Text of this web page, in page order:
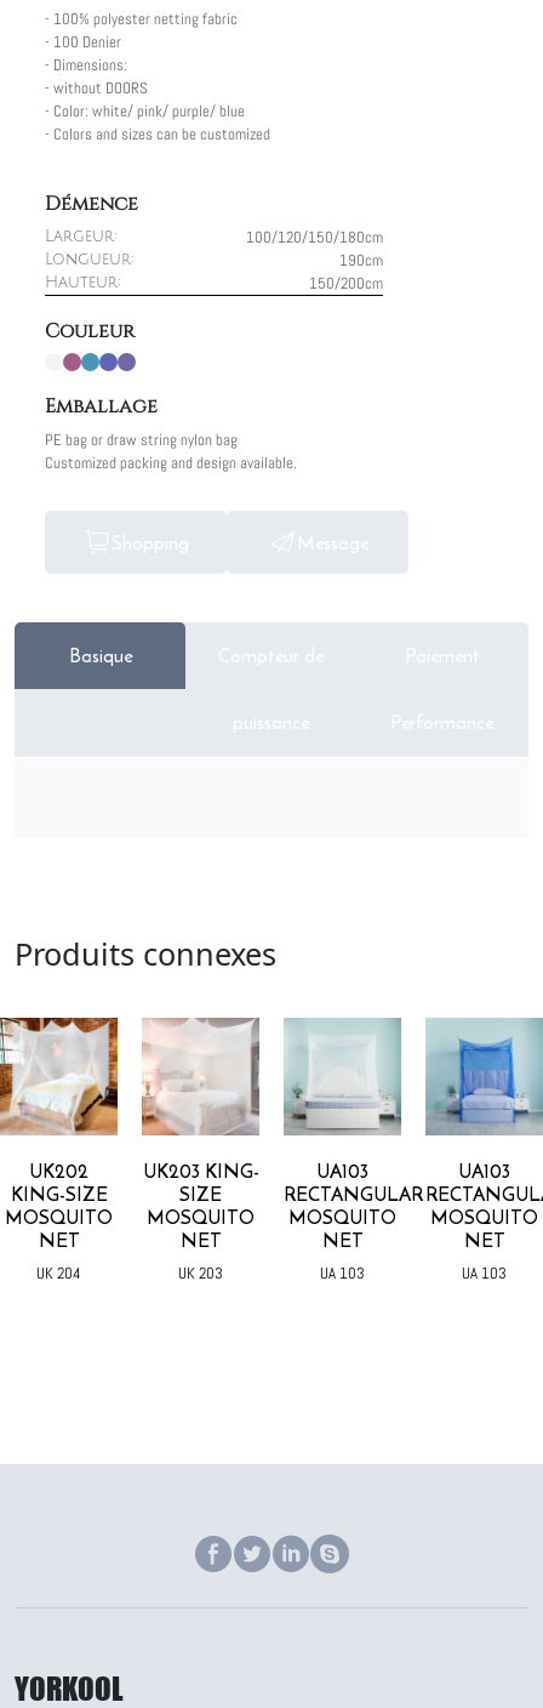
- 100% polyester netting fabric
- 100 Denier
- Dimensions:
- without DOORS
- Color: white/ pink/ purple/ blue
- Colors and sizes can be customized
Démence
Largeur: 100/120/150/180cm
Longueur: 190cm
Hauteur: 150/200cm
Couleur
Emballage
PE bag or draw string nylon bag
Customized packing and design available.
Shopping Message
Basique Compteur de
puissance
Paiement
Performance
Produits connexes
UK202
KING-SIZE
MOSQUITO
NET
UK 204
UK203 KING-
SIZE
MOSQUITO
NET
UK 203
UA103
RECTANGULAR
MOSQUITO
NET
UA 103
UA103
MOSQUITO
NET
UA 103
YORKOOL